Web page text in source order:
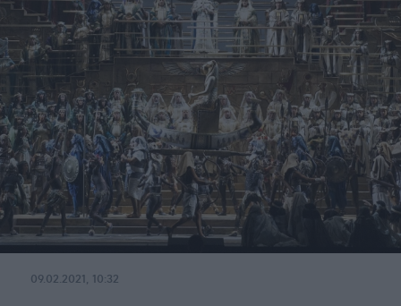
09.02.2021, 10:32